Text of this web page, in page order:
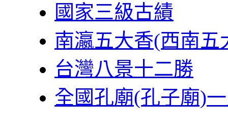
國家三級古績
南瀛五大香(西南五
台灣八景十二勝
全國孔廟(孔子廟)